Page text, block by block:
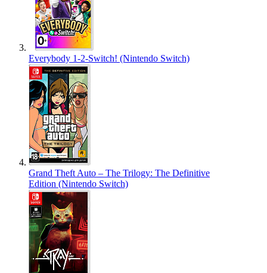
Everybody 1-2-Switch! (Nintendo Switch)
Grand Theft Auto – The Trilogy: The Definitive
Edition (Nintendo Switch)